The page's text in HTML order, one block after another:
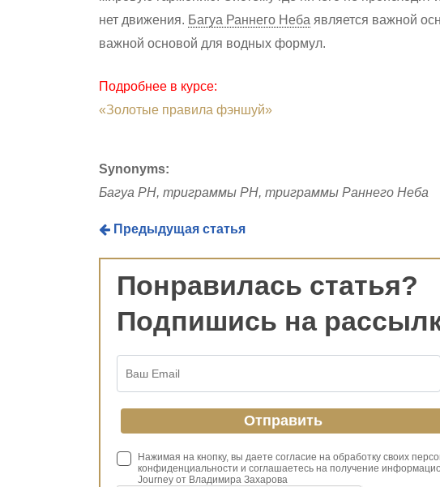
нет движения. Багуа Раннего Неба является важной
важной основой для водных формул.
Подробнее в курсе:
«Золотые правила фэншуй»
Synonyms:
Багуа РН, триграммы РН, триграммы Раннего Неба
Предыдущая статья
Понравилась статья?
Подпишись на
Нажимая на кнопку, вы даете согласие на обработку своих
конфиденциальности и соглашаетесь на получение
Journey от Владимира Захарова